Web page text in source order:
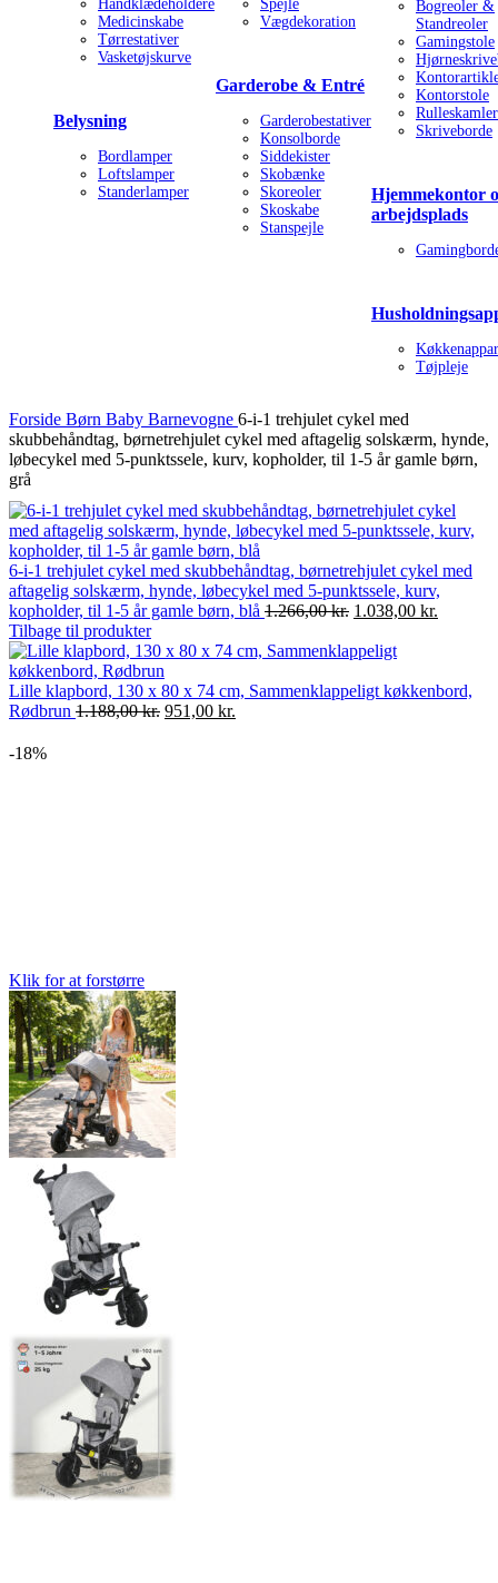
Håndklædeholdere
Medicinskabe
Tørrestativer
Vasketøjskurve
Belysning
Bordlamper
Loftslamper
Standerlamper
Spejle
Vægdekoration
Garderobe & Entré
Garderobestativer
Konsolborde
Siddekister
Skobænke
Skoreoler
Skoskabe
Stanspejle
Bogreoler &
Standreoler
Gamingstole
Kontorstole
Rulleskamler
Skriveborde
Hjemmekontor
arbejdsplads
Tøjpleje
Forside Børn Baby Barnevogne 6-i-1 trehjulet cykel med
skubbehåndtag, børnetrehjulet cykel med aftagelig solskærm, hynde,
løbecykel med 5-punktssele, kurv, kopholder, til 1-5 år gamle børn,
grå
6-i-1 trehjulet cykel med skubbehåndtag, børnetrehjulet cykel med
aftagelig solskærm, hynde, løbecykel med 5-punktssele, kurv,
kopholder, til 1-5 år gamle børn, blå 1.266,00kr. Den
pris
1.266,00 kr..
1.038,00 kr.
Tilbage til produkter
Lille klapbord, 130 x 80 x 74 cm, Sammenklappeligt køkkenbord,
Rødbrun 1.188,00kr. Den
951,00 kr.
-18%
Klik for at forstørre